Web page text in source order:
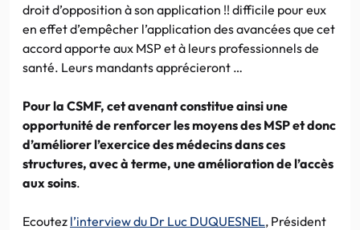
droit d’opposition à son application !! difficile pour eux
en effet d’empêcher l’application des avancées que cet
accord apporte aux MSP et à leurs professionnels de
santé. Leurs mandants apprécieront …
Pour la CSMF, cet avenant constitue ainsi une
opportunité de renforcer les moyens des MSP et donc
d’améliorer l’exercice des médecins dans ces
structures, avec à terme, une amélioration de l’accès
aux soins.
Ecoutez l’interview du Dr Luc DUQUESNEL, Président